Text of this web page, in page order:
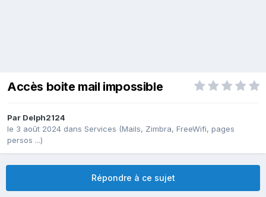
Accès boite mail impossible
Par Delph2124
le 3 août 2024 dans Services (Mails, Zimbra, FreeWifi, pages
persos ...)
Répondre à ce sujet